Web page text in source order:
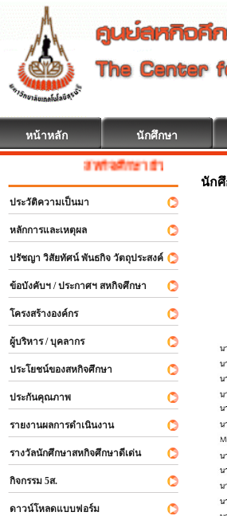
หน้าหลัก นักศึกษา
สหกิจศึกษา ยินดีต้อนรับ
ประวัติความเป็นมา
หลักการและเหตุผล
ปรัชญา วิสัยทัศน์ พันธกิจ วัตถุประสงค์
ข้อบังคับฯ / ประกาศฯ สหกิจศึกษา
โครงสร้างองค์กร
ผู้บริหาร / บุคลากร
ประโยชน์ของสหกิจศึกษา
ประกันคุณภาพ
รายงานผลการดำเนินงาน
รางวัลนักศึกษาสหกิจศึกษาดีเด่น
กิจกรรม 5ส.
ดาวน์โหลดแบบฟอร์ม
นัก